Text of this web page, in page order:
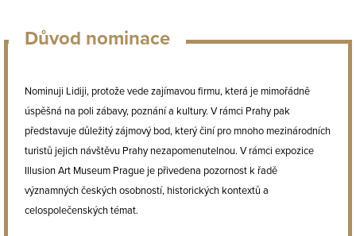
Důvod nominace
Nominuji Lidiji, protože vede zajímavou firmu, která je mimořádně
úspěšná na poli zábavy, poznání a kultury. V rámci Prahy pak
představuje důležitý zájmový bod, který činí pro mnoho mezinárodních
turistů jejich návštěvu Prahy nezapomenutelnou. V rámci expozice
Illusion Art Museum Prague je přivedena pozornost k řadě
významných českých osobností, historických kontextů a
celospolečenských témat.